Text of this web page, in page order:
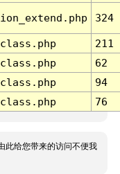
324
211
62
94
76
此给您带来的访问不便我